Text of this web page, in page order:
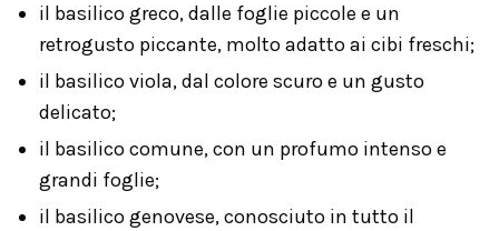
il basilico greco, dalle foglie piccole e un
retrogusto piccante, molto adatto ai cibi freschi;
il basilico viola, dal colore scuro e un gusto
delicato;
il basilico comune, con un profumo intenso e
grandi foglie;
il basilico genovese, conosciuto in tutto il